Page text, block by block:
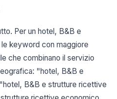
Per un hotel, B&B e
keyword con maggiore
che combinano il servizio
"hotel, B&B e
B&B e strutture ricettive